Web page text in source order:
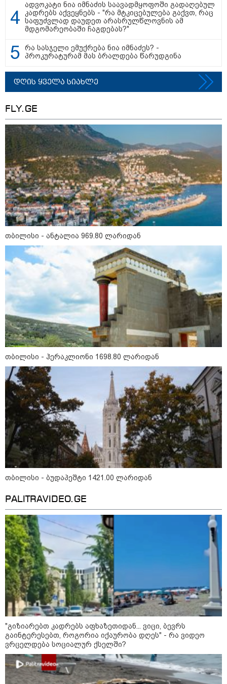
11:36 / 08-08-2026
წელიწადნახევარში საქართველოში 164
ადამიანი დაიკარგა - 57 პირს ამ დრომდე
ეძებენ
18:11 / 08-08-2026
"ფოტოსურათი, რომელზეც
ახლა ვისაუბრებ, ნია იმნაძის
ერთ-ერთმა მეგობარმა
გამომიგზავნა..." - ეკა კუპატაძე
17:01 / 08-08-2026
"პროკურატურის მიერ გია
ბარამიძის მიმართ დაწყებულ
საქმეს მინდა გამოვეხმაურო" -
იაგო ხვიჩია განცხადებას
ავრცელებს
16:41 / 08-08-2026
"კაპროვანში ზღვამ კიდევ ერთი
ჭურვი გამორიყა, ადგილზე
მობილიზებულია პოლიცია და
სამაშველო" - რას წერს და რა
კადრებს აქვეყნებს თათია
ნიკოლაშვილი?
15:58 / 08-08-2026
"ახლა მე ერთი წინადადება
რომ ვთქვა, ის გახდის ნათელს,
თუ რატომ იყო ნია იმნაძე
წამქეზებელი, ნია იმნაძისგან
გამოსული ინფორმაციაა ეს...
მას მაქსიმალური სასჯელი
მკითხველის რჩევით
"ფოტოსურათი,
რომელზეც ახლა
ვისაუბრებ, ნია იმნაძის
ბექჰემები სენ-ტროპეში
ისვენებენ - რატომ არ
უერთდება ოჯახურ
ადვოკატი ნია იმნაძის საავადმყოფოში გადაღებულ
კადრებს აქვეყნებს - "რა მტკიცებულება გაქვთ, რაც
საფუძვლად დაუდეთ არასრულწლოვნის ამ
მდგომარეობაში ჩაგდებას?"
რა სასჯელი ემუქრება ნია იმნაძეს? -
პროკურატურამ მას ბრალდება წარუდგინა
დღის ყველა სიახლე
FLY.GE
თბილისი - ანტალია 969.80 ლარიდან
თბილისი - ჰერაკლიონი 1698.80 ლარიდან
თბილისი - ბუდაპეშტი 1421.00 ლარიდან
PALITRAVIDEO.GE
"გიზიარებთ კადრებს აფხაზეთიდან... ვიცი, ბევრს
გაინტერესებთ, როგორია იქაურობა დღეს" - რა ვიდეო
ვრცელდება სოციალურ ქსელში?